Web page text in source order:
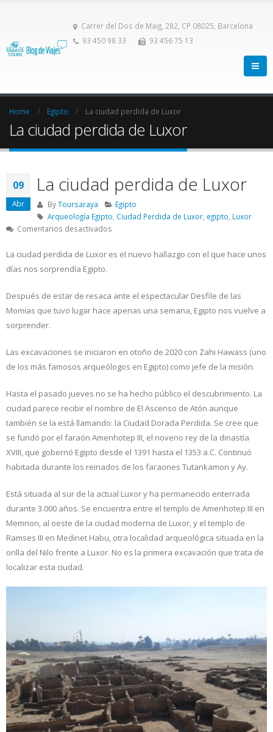
Carrer del Dos de Maig, 282, CP 08025, Barcelona
93 450 98 33
93 456 75 13
Home Egipto La ciudad perdida de Luxor
La ciudad perdida de Luxor
09
Abr
La ciudad perdida de Luxor
ByToursaraya
Egipto
Arqueología Egipto Ciudad Perdida de Luxor, egipto Luxor
Comentarios desactivadosen
ciudad
La ciudad perdida de Luxor es el nuevo hallazgo con el que hace unos
días nos sorprendía Egipto.
Después de estar de resaca ante el espectacular Desfile de las
Momias que tuvo lugar hace apenas una semana, Egipto nos vuelve a
sorprender.
Las excavaciones se iniciaron en otoño de 2020 con Zahi Hawass (uno
de los más famosos arqueólogos en Egipto) como jefe de la misión.
Hasta el pasado jueves no se ha hecho público el descubrimiento. La
ciudad parece recibir el nombre de El Ascenso de Atón aunque
también se la está llamando: la Ciudad Dorada Perdida. Se cree que
se fundó por el faraón Amenhotep III, el noveno rey de la dinastía
XVIII, que gobernó Egipto desde el 1391 hasta el 1353 a.C. Continuó
habitada durante los reinados de los faraones Tutankamon y Ay.
Está situada al sur de la actual Luxor y ha permanecido enterrada
durante 3.000 años. Se encuentra entre el templo de Amenhotep III en
Memnon, al oeste de la ciudad moderna de Luxor, y el templo de
Ramses III en Medinet Habu, otra localidad arqueológica situada en la
orilla del Nilo frente a Luxor. No es la primera excavación que trata de
localizar esta ciudad.